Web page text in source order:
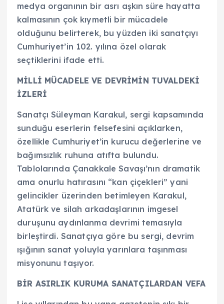
medya organının bir asrı aşkın süre hayatta
kalmasının çok kıymetli bir mücadele
olduğunu belirterek, bu yüzden iki sanatçıyı
Cumhuriyet’in 102. yılına özel olarak
seçtiklerini ifade etti.
MİLLİ MÜCADELE VE DEVRİMİN TUVALDEKİ
İZLERİ
Sanatçı Süleyman Karakul, sergi kapsamında
sunduğu eserlerin felsefesini açıklarken,
özellikle Cumhuriyet’in kurucu değerlerine ve
bağımsızlık ruhuna atıfta bulundu.
Tablolarında Çanakkale Savaşı’nın dramatik
ama onurlu hatırasını “kan çiçekleri” yani
gelincikler üzerinden betimleyen Karakul,
Atatürk ve silah arkadaşlarının imgesel
duruşunu aydınlanma devrimi temasıyla
birleştirdi. Sanatçıya göre bu sergi, devrim
ışığının sanat yoluyla yarınlara taşınması
misyonunu taşıyor.
BİR ASIRLIK KURUMA SANATÇILARDAN VEFA